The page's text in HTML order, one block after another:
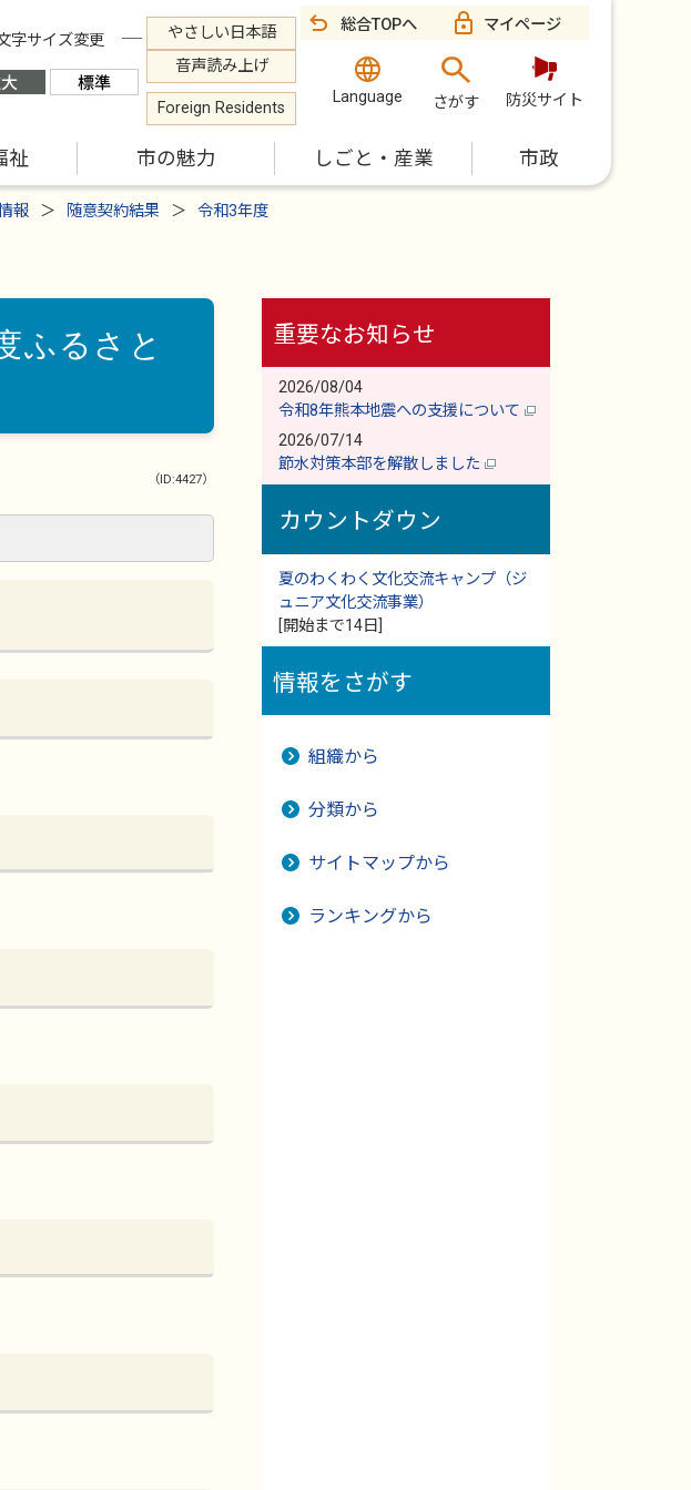
字サイズ変更
やさしい日本語
音声読み上げ
Foreign Residents
総合TOPへ マイページ
Language さがす 防災サイト
祉 市の魅力 しごと・産業 市政
報 随意契約結果
令和3年度
ふるさと
（ID:4427）
重要なお知らせ
2026/08/04
令和8年熊本地震への支援について
2026/07/14
節水対策本部を解散しました
カウントダウン
夏のわくわく文化交流キャンプ（ジ
ュニア文化交流事業）
[開始まで14日]
情報をさがす
組織から
分類から
サイトマップから
ランキングから